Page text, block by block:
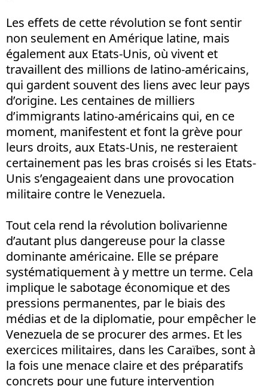
Les effets de cette révolution se font sentir
non seulement en Amérique latine, mais
également aux Etats-Unis, où vivent et
travaillent des millions de latino-américains,
qui gardent souvent des liens avec leur pays
d’origine. Les centaines de milliers
d’immigrants latino-américains qui, en ce
moment, manifestent et font la grève pour
leurs droits, aux Etats-Unis, ne resteraient
certainement pas les bras croisés si les Etats-
Unis s’engageaient dans une provocation
militaire contre le Venezuela.
Tout cela rend la révolution bolivarienne
d’autant plus dangereuse pour la classe
dominante américaine. Elle se prépare
systématiquement à y mettre un terme. Cela
implique le sabotage économique et des
pressions permanentes, par le biais des
médias et de la diplomatie, pour empêcher le
Venezuela de se procurer des armes. Et les
exercices militaires, dans les Caraïbes, sont à
la fois une menace claire et des préparatifs
concrets pour une future intervention